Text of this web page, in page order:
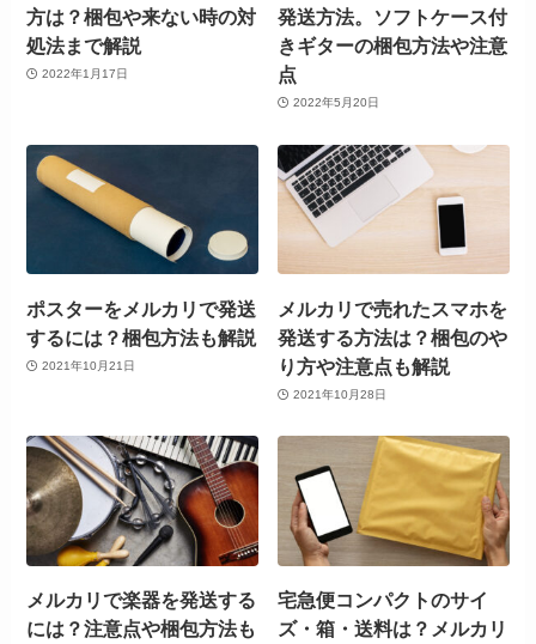
方は？梱包や来ない時の対
処法まで解説
2022年1月17日
発送方法。ソフトケース付
きギターの梱包方法や注意
点
2022年5月20日
ポスターをメルカリで発送
するには？梱包方法も解説
2021年10月21日
メルカリで売れたスマホを
発送する方法は？梱包のや
り方や注意点も解説
2021年10月28日
メルカリで楽器を発送する
には？注意点や梱包方法も
宅急便コンパクトのサイ
ズ・箱・送料は？メルカリ